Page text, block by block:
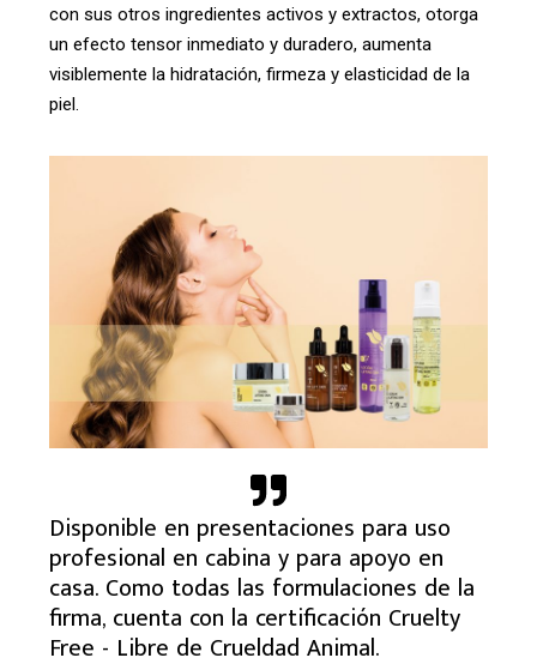
con sus otros ingredientes activos y extractos, otorga
un efecto tensor inmediato y duradero, aumenta
visiblemente la hidratación, firmeza y elasticidad de la
piel.
Disponible en presentaciones para uso
profesional en cabina y para apoyo en
casa. Como todas las formulaciones de la
firma, cuenta con la certificación Cruelty
Free - Libre de Crueldad Animal.